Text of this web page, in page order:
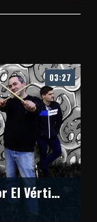
03:27
Banda recomendada: Opuestos Por El Vértice